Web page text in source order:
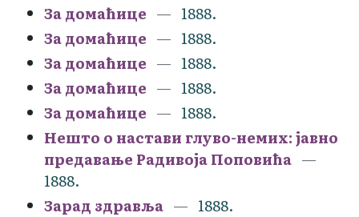
За домаћице
1888.
За домаћице
1888.
За домаћице
1888.
За домаћице
1888.
За домаћице
1888.
Нешто о настави глуво-немих: јавно
предавање Радивоја Поповића
1888.
Зарад здравља
1888.